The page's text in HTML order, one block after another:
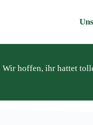
Wir hoffen, ihr hattet